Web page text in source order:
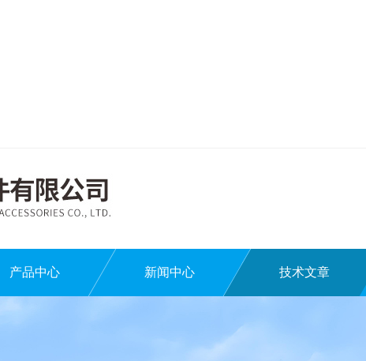
产品中心 新闻中心 技术文章